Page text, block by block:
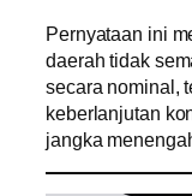
Pernyataan ini
daerah tidak
secara nominal,
keberlanjutan
jangka